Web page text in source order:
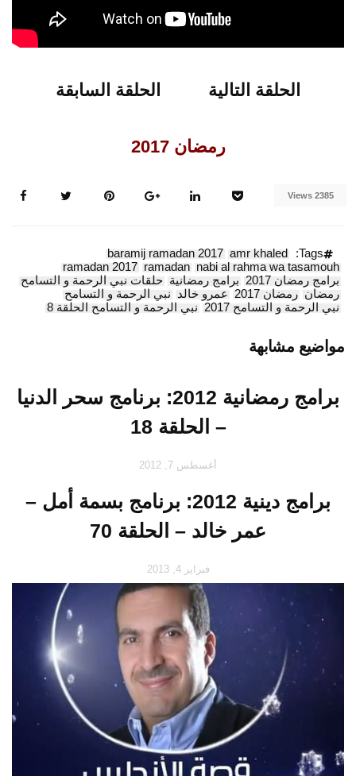
الحلقة التالية الحلقة السابقة
رمضان 2017
2385 Views
Tags:
amr khaled
baramij ramadan 2017
nabi al rahma wa tasamouh
ramadan
ramadan 2017
برامج رمضان 2017
برامج رمضانية حلقات نبي الرحمة و التسامح
رمضان رمضان 2017 عمرو خالد نبي الرحمة و التسامح
نبي الرحمة و التسامح 2017
نبي الرحمة و التسامح الحلقة 8
مواضيع مشابهة
برامج رمضانية 2012: برنامج سحر الدنيا
– الحلقة 18
أغسطس 7, 2012
برامج دينية 2012: برنامج بسمة أمل –
عمر خالد – الحلقة 70
فبراير 4, 2013